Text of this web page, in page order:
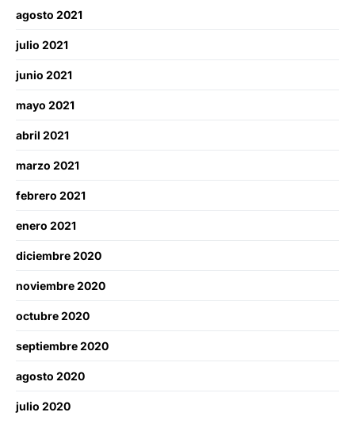
agosto 2021
julio 2021
junio 2021
mayo 2021
abril 2021
marzo 2021
febrero 2021
enero 2021
diciembre 2020
noviembre 2020
octubre 2020
septiembre 2020
agosto 2020
julio 2020